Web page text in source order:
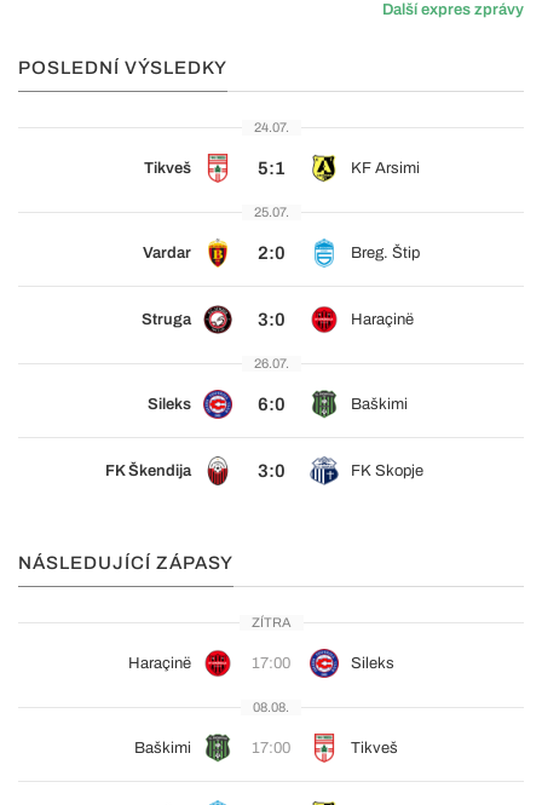
Další expres zprávy
POSLEDNÍ VÝSLEDKY
24.07.
Tikveš 5:1 KF Arsimi
25.07.
Vardar 2:0 Breg. Štip
Struga 3:0 Haraçinë
26.07.
Sileks 6:0 Baškimi
FK Škendija 3:0 FK Skopje
NÁSLEDUJÍCÍ ZÁPASY
ZÍTRA
Haraçinë 17:00 Sileks
08.08.
Baškimi 17:00 Tikveš